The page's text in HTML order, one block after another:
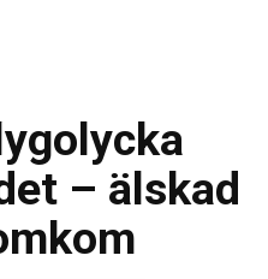
– älskad